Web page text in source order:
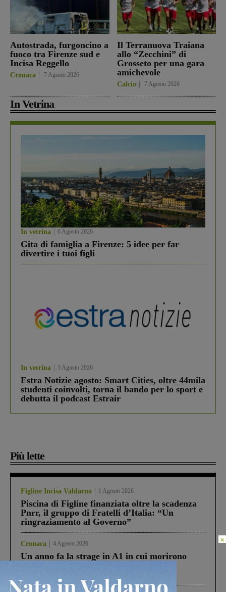
Autostrada, furgoncino a
fuoco tra Firenze sud e
Incisa Reggello
Cronaca 7 Agosto 2026
Il Terranuova Traiana
allo “Zecchini” di
Grosseto per una gara
amichevole
Calcio 7 Agosto 2026
In Vetrina
In vetrina 6 Agosto 2026
Gita di famiglia a Firenze: 5 idee per far
divertire i tuoi figli
In vetrina 3 Agosto 2026
Estra Notizie agosto: Smart Cities, oltre 44mila
studenti coinvolti, torna il bando per lo sport e
debutta il podcast Estrair
Più lette
Figline Incisa Valdarno 1 Agosto 2026
Piscina di Figline finanziata oltre la scadenza
Pnrr, il gruppo di Fratelli d’Italia: “Un
ringraziamento al Governo”
Cronaca 4 Agosto 2026
Un anno fa la strage in A1 in cui morirono
processo, lo stop ai sorpassi fra tir....
×